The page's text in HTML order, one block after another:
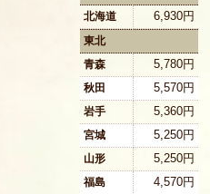
北海道
6,930円
東北
青森
5,780円
秋田 5,570円
岩手 5,360円
宮城 5,250円
山形 5,250円
福島 4,570円